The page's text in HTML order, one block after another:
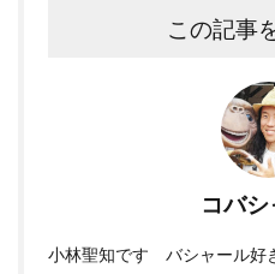
この記事
コバ
小林聖知です バシャール好